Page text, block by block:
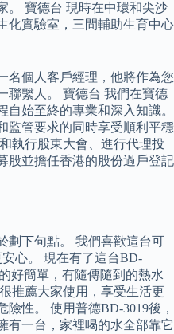
。 寶德台 現時在中環和尖沙
化實驗室，三間輔助生育中心
名個人客戶經理，他將作為您
聯繫人。 寶德台 我們在寶德
始至終的專業和深入知識。
監管要求的同時享受順利平穩
執行股東大會、進行代理投
股並擔任香港的股份過戶登記
下句點。 我們喜歡這台可
心。 現在有了這台BD-
好簡單，有隨傳隨到的熱水
推薦大家使用，享受生活更
性。 使用普德BD-3019後，
有一台，家裡喝的水全部靠它